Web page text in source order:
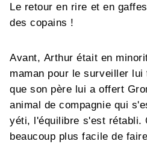
Le retour en rire et en
des copains !
Avant, Arthur était en
maman pour le surveiller
que son père lui a offert
animal de compagnie qui
yéti, l'équilibre s'est rétabli.
beaucoup plus facile de